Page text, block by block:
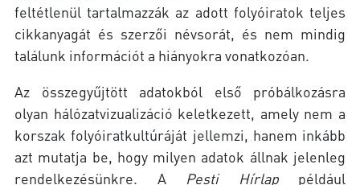
feltétlenül tartalmazzák az adott folyóiratok teljes
cikkanyagát és szerzői névsorát, és nem mindig
találunk információt a hiányokra vonatkozóan.
Az összegyűjtött adatokból első próbálkozásra
olyan hálózatvizualizáció keletkezett, amely nem a
korszak folyóiratkultúráját jellemzi, hanem inkább
azt mutatja be, hogy milyen adatok állnak jelenleg
rendelkezésünkre. A Pesti Hírlappéldául